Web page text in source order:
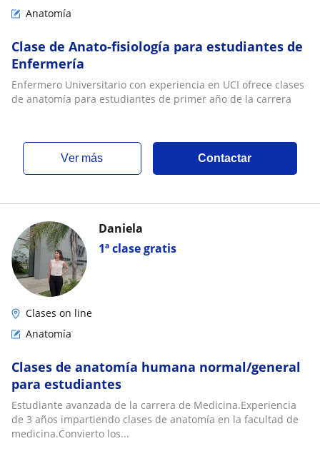
Anatomía
Clase de Anato-fisiología para estudiantes de
Enfermería
Enfermero Universitario con experiencia en UCI ofrece clases
de anatomía para estudiantes de primer año de la carrera
ver más Contactar
1ª clase gratis
Daniela
Clases on line
Anatomía
Clases de anatomía humana normal/general
para estudiantes
Estudiante avanzada de la carrera de Medicina.Experiencia
de 3 años impartiendo clases de anatomía en la facultad de
medicina.Convierto los...